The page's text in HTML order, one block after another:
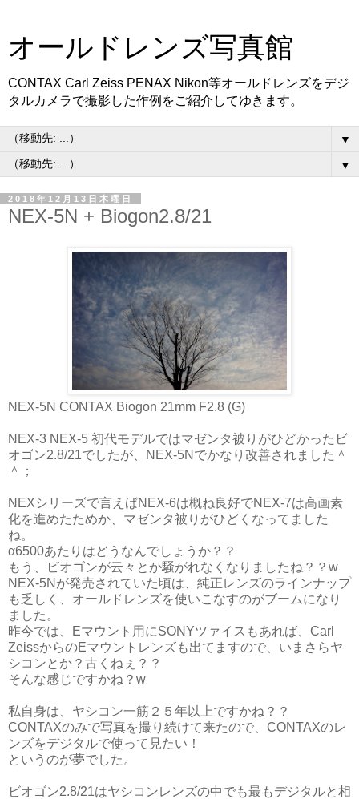
オールドレンズ写真館
CONTAX Carl Zeiss PENAX Nikon等オールドレンズをデジ
タルカメラで撮影した作例をご紹介してゆきます。
▼
▼
2018年12月13日木曜日
NEX-5N + Biogon2.8/21
NEX-5N CONTAX Biogon 21mm F2.8 (G)
NEX-3 NEX-5 初代モデルではマゼンタ被りがひどかったビ
オゴン2.8/21でしたが、NEX-5Nでかなり改善されました＾
＾；
NEXシリーズで言えばNEX-6は概ね良好でNEX-7は高画素
化を進めたためか、マゼンタ被りがひどくなってました
ね。
α6500あたりはどうなんでしょうか？？
もう、ビオゴンが云々とか騒がれなくなりましたね？？w
NEX-5Nが発売されていた頃は、純正レンズのラインナップ
も乏しく、オールドレンズを使いこなすのがブームになり
ました。
昨今では、Eマウント用にSONYツァイスもあれば、Carl
ZeissからのEマウントレンズも出てますので、いまさらヤ
シコンとか？古くねぇ？？
そんな感じですかね？w
私自身は、ヤシコン一筋２５年以上ですかね？？
CONTAXのみで写真を撮り続けて来たので、CONTAXのレ
ンズをデジタルで使って見たい！
というのが夢でした。
ビオゴン2.8/21はヤシコンレンズの中でも最もデジタルと相